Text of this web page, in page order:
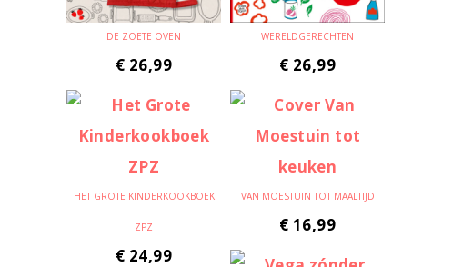
DE ZOETE OVEN
€ 26,99
WERELDGERECHTEN
€ 26,99
HET GROTE KINDERKOOKBOEK
ZPZ
€ 24,99
VAN MOESTUIN TOT MAALTIJD
€ 16,99